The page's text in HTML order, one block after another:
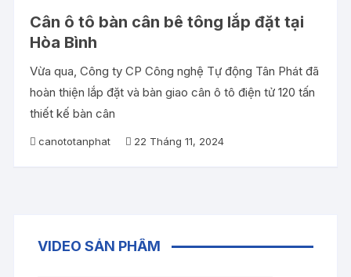
Cân ô tô bàn cân bê tông lắp đặt tại
Hòa Bình
Vừa qua, Công ty CP Công nghệ Tự động Tân Phát đã
hoàn thiện lắp đặt và bàn giao cân ô tô điện tử 120 tấn
thiết kế bàn cân
canototanphat 22 Tháng 11, 2024
VIDEO SẢN PHẨM